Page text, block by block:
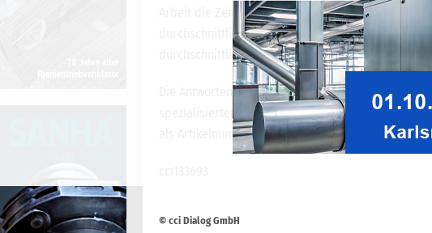
Arbeit die Zeit zu Hause, also ohne sportliche
durchschnittliche Temperatur der im
durchschnittliche Feuchte 40 %.
Die Antworten der Leser auf diese Frage –
spezialisierten Humanmediziner Dr. med. Walter
als Artikelnummer cci133519.
© cci Dialog GmbH